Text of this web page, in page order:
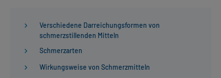
Verschiedene Darreichungsformen von
schmerzstillenden Mitteln
Schmerzarten
Wirkungsweise von Schmerzmitteln